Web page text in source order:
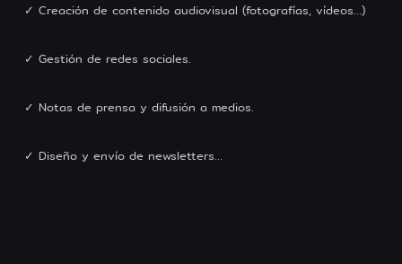
✓ Creación de contenido audiovisual (fotografías, vídeos…)
✓ Gestión de redes sociales.
✓ Notas de prensa y difusión a medios.
✓ Diseño y envío de newsletters…